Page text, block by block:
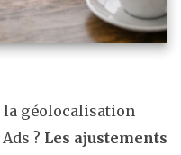
géolocalisation
? Les ajustements